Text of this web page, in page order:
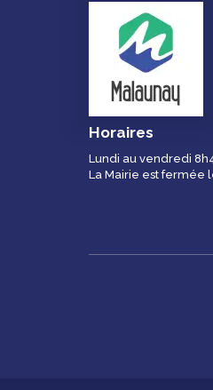
Horaires
Lundi au vendredi
La Mairie est fermée